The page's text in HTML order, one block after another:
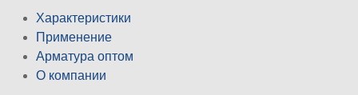
Характеристики
Применение
Арматура оптом
О компании